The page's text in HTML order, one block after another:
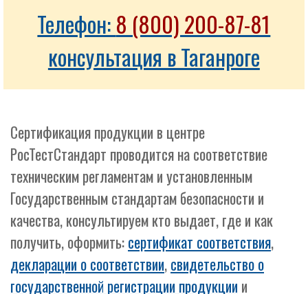
Телефон:8 (800) 200-87-81
консультация в Таганроге
Сертификация продукции в центре
РосТестСтандарт проводится на соответствие
техническим регламентам и установленным
Государственным стандартам безопасности и
качества, консультируем кто выдает, где и как
получить, оформить:сертификат соответствия,
декларации о соответствии,свидетельство о
государственной регистрации продукции и